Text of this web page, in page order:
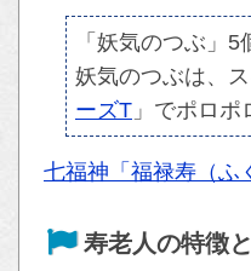
「妖気のつぶ」5
妖気のつぶは、
ーズT 」でポロポ
七福神「福禄寿（ふ
寿老人の特徴